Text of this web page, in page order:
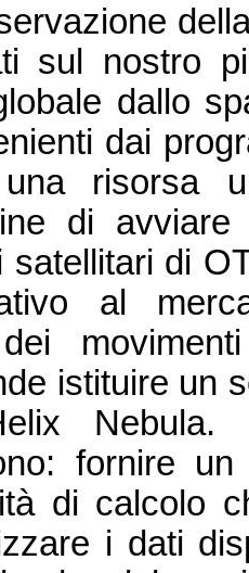
sul nostro
dallo
dai
una risorsa
di
satellitari di
al
dei
istituire un
fornire
di calcolo
i dati